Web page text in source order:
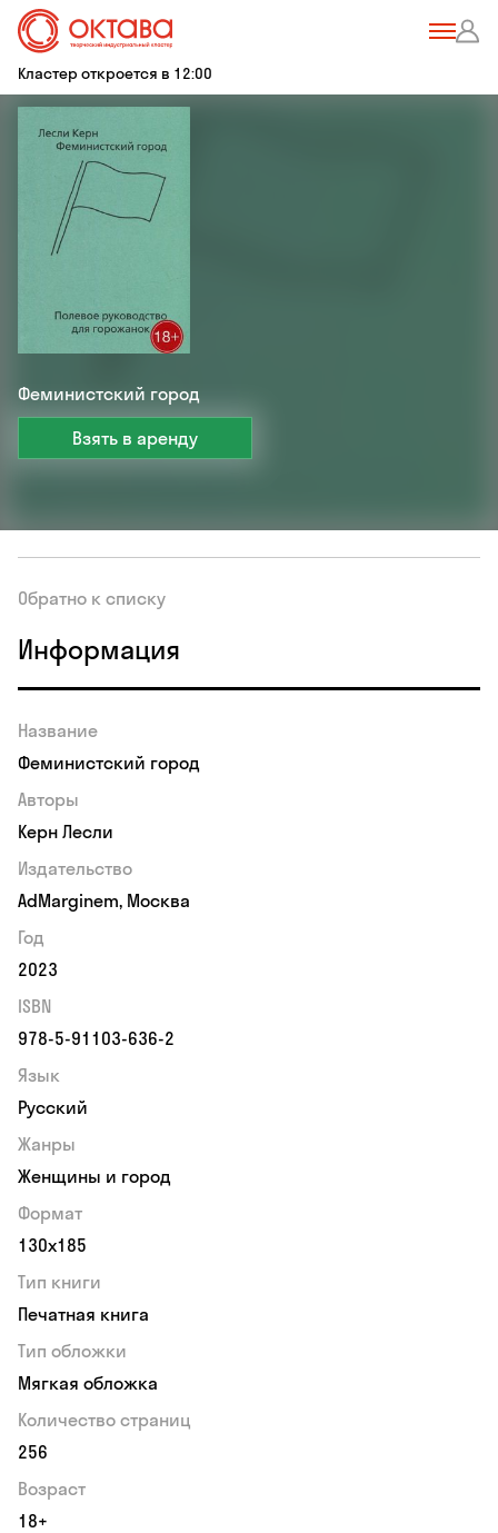
Кластер откроется в 12:00
Феминистский город
Взять в аренду
Обратно к списку
Информация
Название
Феминистский город
Авторы
Керн Лесли
Издательство
AdMarginem, Москва
Год
2023
ISBN
978-5-91103-636-2
Язык
Русский
Жанры
Женщины и город
Формат
130х185
Тип книги
Печатная книга
Тип обложки
Мягкая обложка
Количество страниц
256
Возраст
18+